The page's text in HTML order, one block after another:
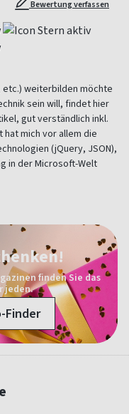
Bewertung verfassen
etc.) weiterbilden möchte
sein will, findet hier
gut verständlich inkl.
hat mich vor allem die
(jQuery, JSON),
in der Microsoft-Welt
finden Sie das
jeden.
Finder